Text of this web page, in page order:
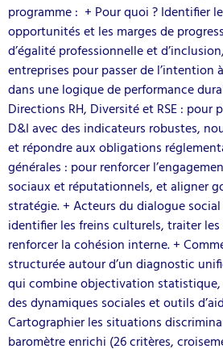
programme : + Pour quoi ? Identifier
opportunités et les marges de
d’égalité professionnelle et
entreprises pour passer de l’intention
dans une logique de performance
Directions RH, Diversité et RSE :
D&I avec des indicateurs robustes,
et répondre aux obligations
générales : pour renforcer
sociaux et réputationnels, et aligner
stratégie. + Acteurs du dialogue
identifier les freins culturels, traiter
renforcer la cohésion interne. +
structurée autour d’un diagnostic
qui combine objectivation
des dynamiques sociales et outils
Cartographier les situations
baromètre enrichi (26 critères,